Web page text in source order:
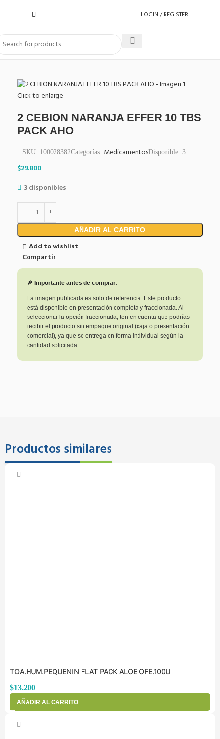
LOGIN / REGISTER
Click to enlarge
2 CEBION NARANJA EFFER 10 TBS
PACK AHO
SKU: 100028382Categorías: MedicamentosDisponible: 3
$29.800
3 disponibles
AÑADIR AL CARRITO
Add to wishlist
Compartir
🔎 Importante antes de comprar:
La imagen publicada es solo de referencia. Este producto
está disponible en presentación completa y fraccionada. Al
seleccionar la opción fraccionada, ten en cuenta que podrías
recibir el producto sin empaque original (caja o presentación
comercial), ya que se entrega en forma individual según la
cantidad solicitada.
Productos similares
TOA.HUM.PEQUENIN FLAT PACK ALOE OFE.100U
$13.200
AÑADIR AL CARRITO